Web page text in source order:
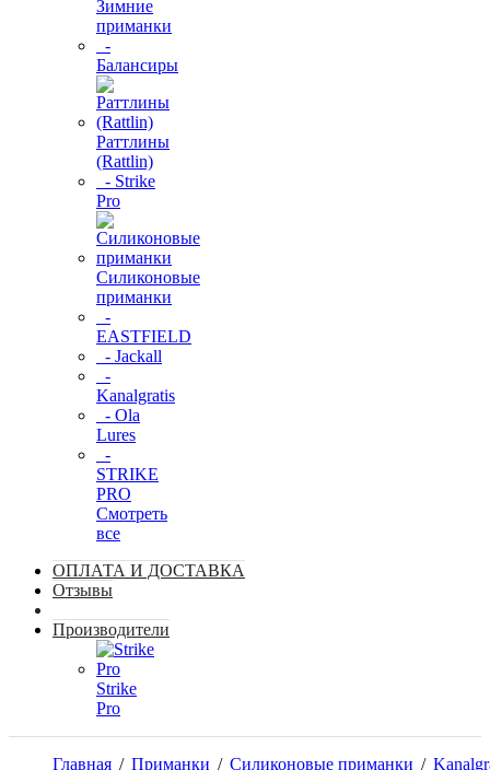
Зимние
приманки
-
Балансиры
Раттлины
(Rattlin)
- Strike
Pro
Силиконовые
приманки
-
EASTFIELD
- Jackall
-
Kanalgratis
- Ola
Lures
-
STRIKE
PRO
Смотреть
все
ОПЛАТА И ДОСТАВКА
Отзывы
Производители
Strike
Pro
Главная / Приманки / Силиконовые приманки /